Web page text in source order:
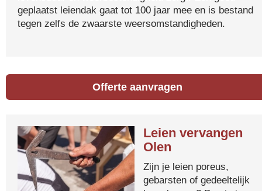
geplaatst leiendak gaat tot 100 jaar mee en is bestand
tegen zelfs de zwaarste weersomstandigheden.
Offerte aanvragen
Leien vervangen
Olen
Zijn je leien poreus,
gebarsten of gedeeltelijk